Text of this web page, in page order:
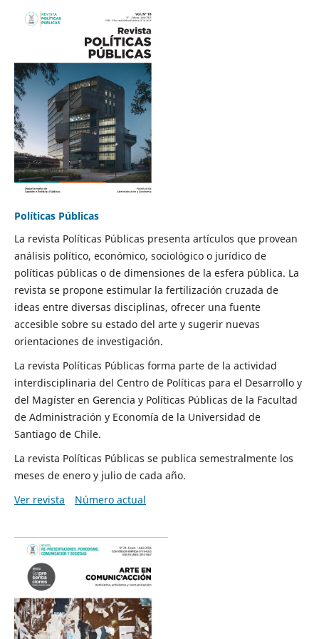
Políticas Públicas
La revista Políticas Públicas presenta artículos que provean
análisis político, económico, sociológico o jurídico de
políticas públicas o de dimensiones de la esfera pública. La
revista se propone estimular la fertilización cruzada de
ideas entre diversas disciplinas, ofrecer una fuente
accesible sobre su estado del arte y sugerir nuevas
orientaciones de investigación.
La revista Políticas Públicas forma parte de la actividad
interdisciplinaria del Centro de Políticas para el Desarrollo y
del Magíster en Gerencia y Políticas Públicas de la Facultad
de Administración y Economía de la Universidad de
Santiago de Chile.
La revista Políticas Públicas se publica semestralmente los
meses de enero y julio de cada año.
Ver revista
Número actual